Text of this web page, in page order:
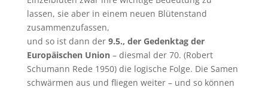
lassen, sie aber in einem neuen Blütenstand
zusammenzufassen,
und so ist dann der 9.5., der Gedenktag der
Europäischen Union– diesmal der 70. (Robert
Schumann Rede 1950) die logische Folge. Die Samen
schwärmen aus und fliegen weiter – und so können